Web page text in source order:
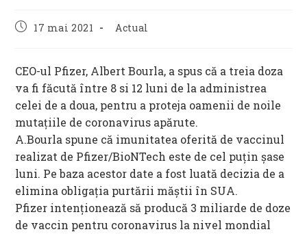
Post17 mai 2021
Post
Actual
CEO-ul Pfizer, Albert Bourla, a spus că a treia doza
va fi făcută între 8 si 12 luni de la administrea
celei de a doua, pentru a proteja oamenii de noile
mutaţiile de coronavirus apărute.
A.Bourla spune că imunitatea oferită de vaccinul
realizat de Pfizer/BioNTech este de cel puţin şase
luni. Pe baza acestor date a fost luată decizia de a
elimina obligaţia purtării măştii în SUA.
Pfizer intenţionează să producă 3 miliarde de doze
de vaccin pentru coronavirus la nivel mondial